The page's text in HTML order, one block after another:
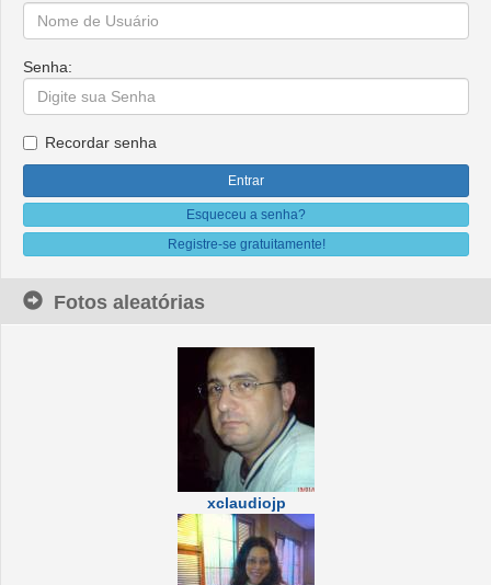
Senha:
Recordar senha
Esqueceu a senha?
Registre-se gratuitamente!
Fotos aleatórias
xclaudiojp